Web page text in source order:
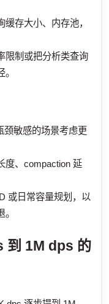
存大小、内存池，
限制或把分析类查询
颈敏感的场景考虑更
度、compaction 延
或日常容量规划，以
到 1M dps 的